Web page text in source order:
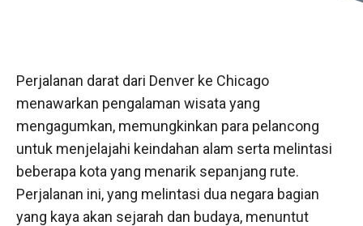
Perjalanan darat dari Denver ke Chicago
menawarkan pengalaman wisata yang
mengagumkan, memungkinkan para pelancong
untuk menjelajahi keindahan alam serta melintasi
beberapa kota yang menarik sepanjang rute.
Perjalanan ini, yang melintasi dua negara bagian
yang kaya akan sejarah dan budaya, menuntut